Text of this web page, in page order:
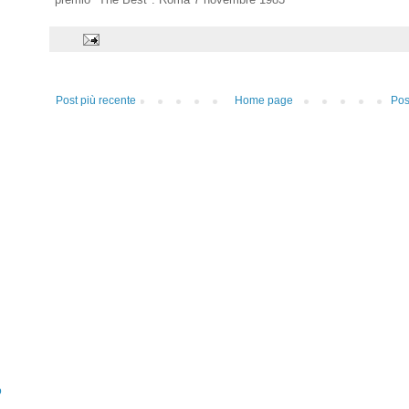
Post più recente Home page